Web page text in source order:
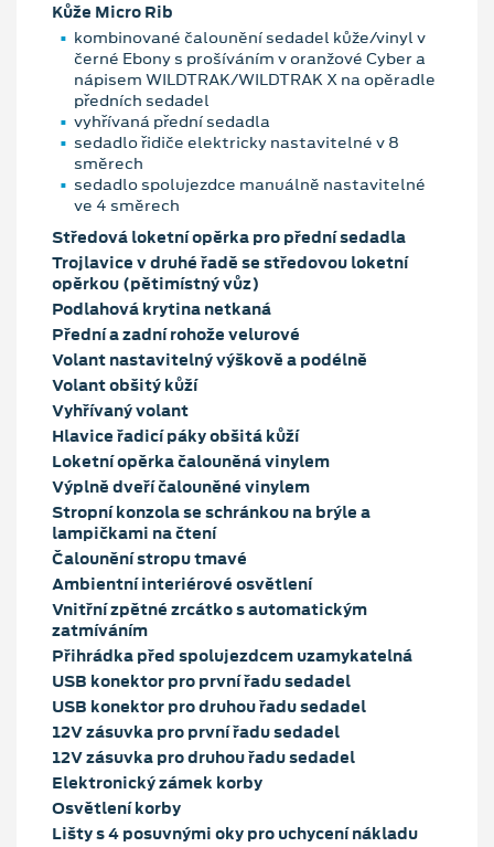
Kůže Micro Rib
kombinované čalounění sedadel kůže/vinyl v
černé Ebony s prošíváním v oranžové Cyber a
nápisem WILDTRAK/WILDTRAK X na opěradle
předních sedadel
vyhřívaná přední sedadla
sedadlo řidiče elektricky nastavitelné v 8
směrech
sedadlo spolujezdce manuálně nastavitelné
ve 4 směrech
Středová loketní opěrka pro přední sedadla
Trojlavice v druhé řadě se středovou loketní
opěrkou (pětimístný vůz)
Podlahová krytina netkaná
Přední a zadní rohože velurové
Volant nastavitelný výškově a podélně
Volant obšitý kůží
Vyhřívaný volant
Hlavice řadicí páky obšitá kůží
Loketní opěrka čalouněná vinylem
Výplně dveří čalouněné vinylem
Stropní konzola se schránkou na brýle a
lampičkami na čtení
Čalounění stropu tmavé
Ambientní interiérové osvětlení
Vnitřní zpětné zrcátko s automatickým
zatmíváním
Přihrádka před spolujezdcem uzamykatelná
USB konektor pro první řadu sedadel
USB konektor pro druhou řadu sedadel
12V zásuvka pro první řadu sedadel
12V zásuvka pro druhou řadu sedadel
Elektronický zámek korby
Osvětlení korby
Lišty s 4 posuvnými oky pro uchycení nákladu